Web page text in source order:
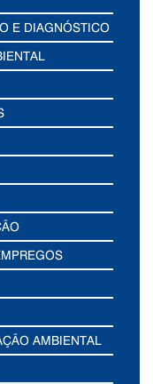
E DIAGNÓSTICO
AMBIENTAL